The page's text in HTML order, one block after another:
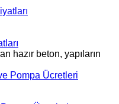
hazır beton, yapıların